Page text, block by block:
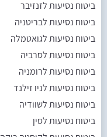
ביטוח נסיעות לזנזיבר
ביטוח נסיעות לבריטניה
ביטוח נסיעות לגואטמלה
ביטוח נסיעות לסרביה
ביטוח נסיעות לרומניה
ביטוח נסיעות לניו זילנד
ביטוח נסיעות לשוודיה
ביטוח נסיעות לסין